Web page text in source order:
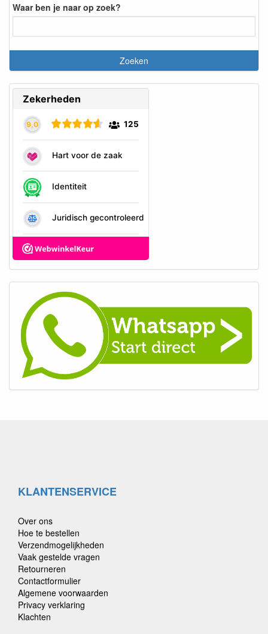
Waar ben je naar op zoek?
KLANTENSERVICE
Over ons
Hoe te bestellen
Verzendmogelijkheden
Vaak gestelde vragen
Retourneren
Contactformulier
Algemene voorwaarden
Privacy verklaring
Klachten